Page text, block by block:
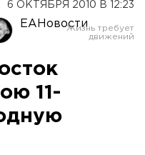
Оренбург
6 ОКТЯБРЯ 2010 В 12:23
ЕАНовости
11-